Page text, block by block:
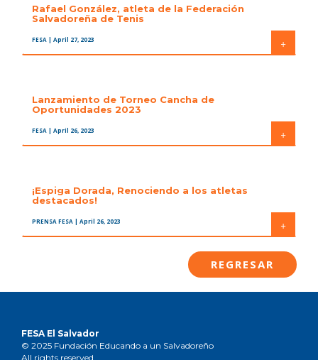
Rafael González, atleta de la Federación
Salvadoreña de Tenis
FESA | April 27, 2023 +
Lanzamiento de Torneo Cancha de
Oportunidades 2023
FESA | April 26, 2023 +
¡Espiga Dorada, Renociendo a los atletas
destacados!
PRENSA FESA | April 26, 2023 +
REGRESAR
FESA El Salvador
© 2025 Fundación Educando a un Salvadoreño
All rights reserved